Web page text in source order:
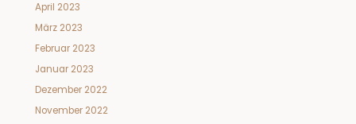
April 2023
März 2023
Februar 2023
Januar 2023
Dezember 2022
November 2022